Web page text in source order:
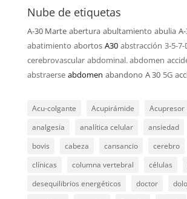
Nube de etiquetas
A-30 Marte abertura abultamiento abulia
abatimiento abortos A30 abstracción 3-5-7-
cerebrovascular abdominal. abdomen
abstraerse abdomen abandono A 30 5G
Acu-colgante Acupirámide Acupresor
analgesia
analítica celular ansiedad
bovis
cabeza cansancio cerebro
clínicas
columna vertebral células
desequilibrios energéticos
doctor